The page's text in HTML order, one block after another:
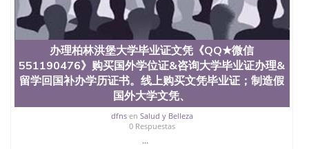
办理柏林洪堡大学毕业证文凭《QQ★微信
551190476》购买国外学位证&咨询大学毕业证办理&
留学回国补办学历证书。线上购买文凭毕业证；制造假
国外大学文凭、
dfnsen Salud y Belleza
0 Respuestas
...